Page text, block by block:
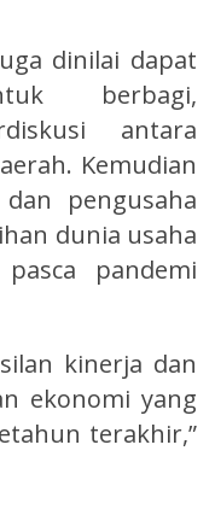
dinilai dapat
berbagi,
antara
Kemudian
pengusaha
dunia usaha
pandemi
kinerja dan
ekonomi yang
terakhir,”